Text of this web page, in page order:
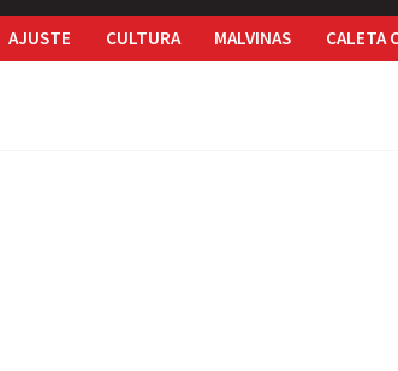
AJUSTE CULTURA MALVINAS CALETA